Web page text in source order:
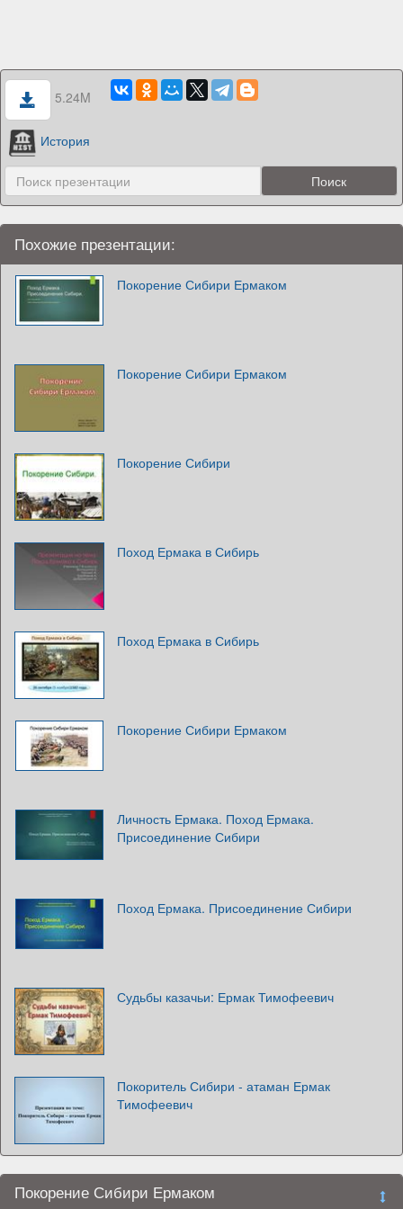
5.24M
История
Похожие презентации:
Покорение Сибири Ермаком
Покорение Сибири Ермаком
Покорение Сибири
Поход Ермака в Сибирь
Поход Ермака в Сибирь
Покорение Сибири Ермаком
Личность Ермака. Поход Ермака.
Присоединение Сибири
Поход Ермака. Присоединение Сибири
Судьбы казачьи: Ермак Тимофеевич
Покоритель Сибири - атаман Ермак
Тимофеевич
Покорение Сибири Ермаком